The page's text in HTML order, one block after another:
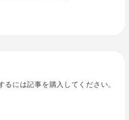
るには記事を購入してください。